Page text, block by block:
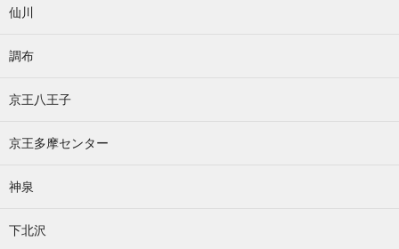
仙川
調布
京王八王子
京王多摩センター
神泉
下北沢